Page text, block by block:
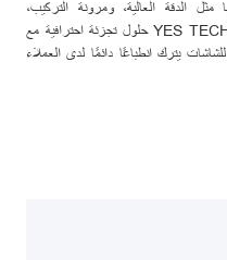
الدقة العالية، ومرونة التركيب،
والاستقرار المرتفع، والتفاعل الغامر، توفر YES TECH حلول تجزئة احترافية مع
يترك انطباعًا دائمًا لدى العملاء